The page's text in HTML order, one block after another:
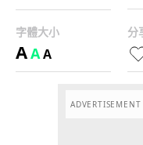
字體大小
AAA
分
ADVERTISEMENT